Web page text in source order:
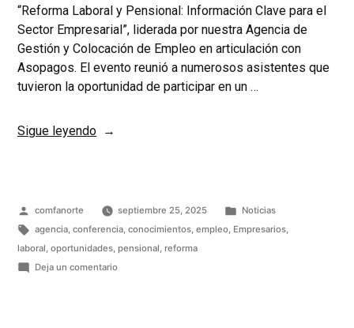
“Reforma Laboral y Pensional: Información Clave para el
Sector Empresarial”, liderada por nuestra Agencia de
Gestión y Colocación de Empleo en articulación con
Asopagos. El evento reunió a numerosos asistentes que
tuvieron la oportunidad de participar en un …
Sigue leyendo
comfanorte septiembre 25, 2025
Noticias
agencia, conferencia, conocimientos, empleo, Empresarios,
laboral, oportunidades, pensional, reforma
Deja un comentario